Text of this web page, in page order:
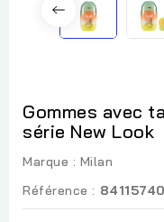
Gommes avec
série New Look
Marque : Milan
Référence :